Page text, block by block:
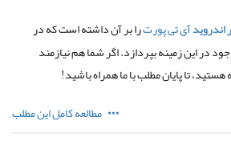
اندرویدآی تی پورترا بر آن داشته است که در
در این زمینه بپردازد.اگر شما هم نیازمند
تا پایان مطلب با ما همراه باشید!
مطالعه کامل این مطلب